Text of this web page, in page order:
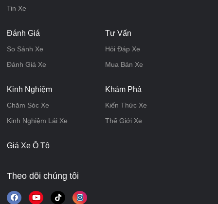
Tin Xe
Đánh Giá
So Sánh Xe
Đánh Giá Xe
Tư Vấn
Hỏi Đáp Xe
Mua Bán Xe
Kinh Nghiệm
Chăm Sóc Xe
Kinh Nghiệm Lái Xe
Khám Phá
Kiến Thức Xe
Thế Giới Xe
Giá Xe Ô Tô
Theo dõi chúng tôi